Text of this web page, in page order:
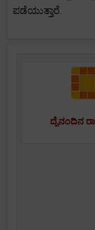
ಪಡೆಯುತ್ತಾರೆ.
ದೈನಂದಿನ